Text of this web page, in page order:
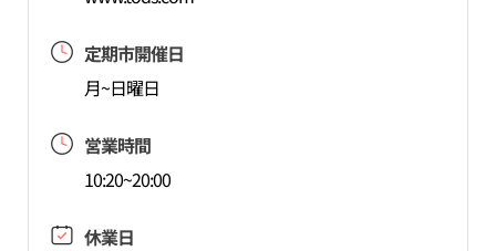
定期市開催日
月~日曜日
営業時間
10:20~20:00
休業日